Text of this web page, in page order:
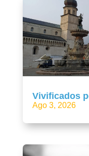
Vivificados
Ago 3, 2026